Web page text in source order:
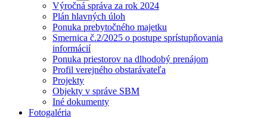
Výročná správa za rok 2024
Plán hlavných úloh
Ponuka prebytočného majetku
Smernica č.2/2025 o postupe sprístupňovania
informácií
Ponuka priestorov na dlhodobý prenájom
Profil verejného obstarávateľa
Projekty
Objekty v správe SBM
Iné dokumenty
Fotogaléria